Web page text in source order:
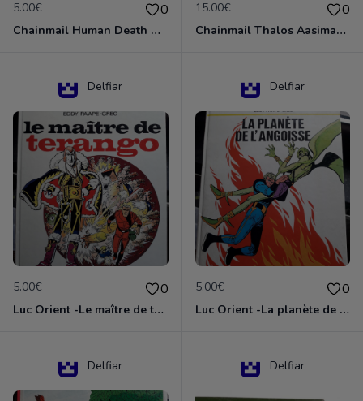
5.00€ 0
Chainmail Human Death Cleric
15.00€ 0
Chainmail Thalos Aasimar Cleric
Delfiar
5.00€ 0
Luc Orient -Le maître de terango
Delfiar
5.00€ 0
Luc Orient -La planète de l'angoisse
Delfiar Delfiar